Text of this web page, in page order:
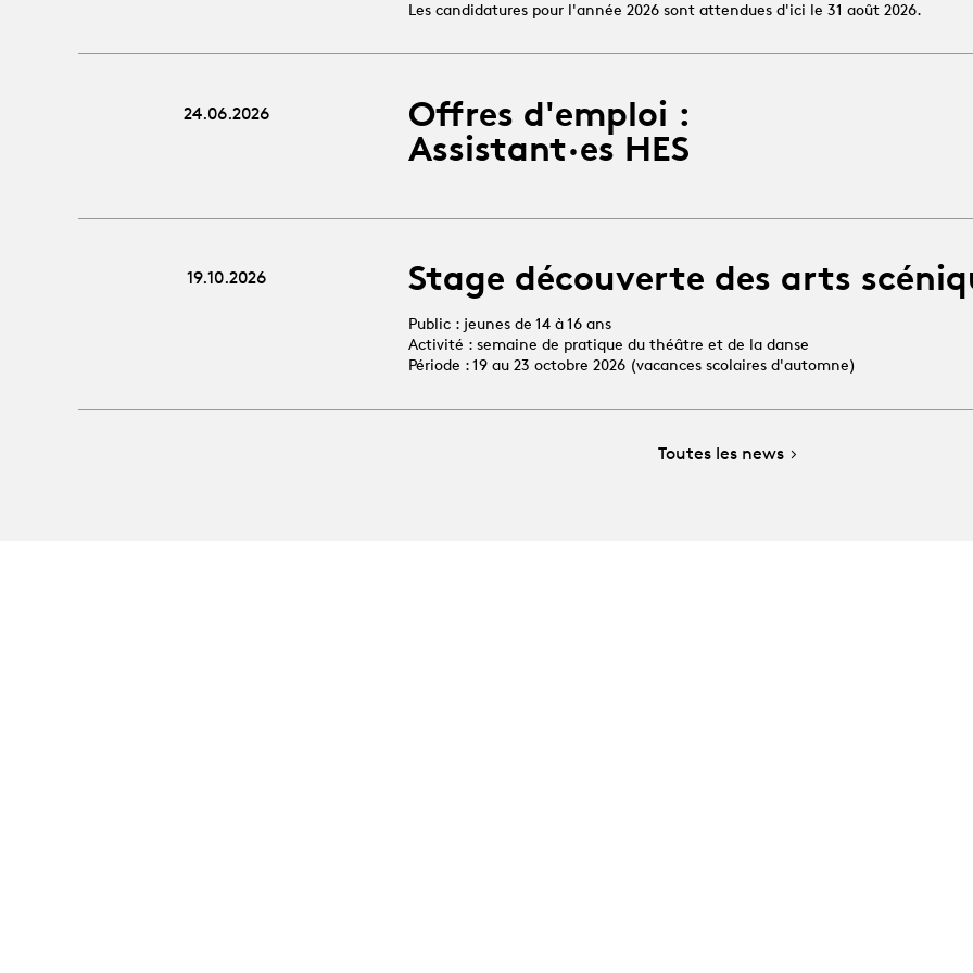
Les candidatures pour l'année 2026 sont attendues d'ici le 31 août 2026.
24.06.2026
Offres d'emploi :
Assistant·es HES
19.10.2026 Stage découverte des arts
Public : jeunes de 14 à 16 ans
Activité : semaine de pratique du théâtre et de la danse
Période : 19 au 23 octobre 2026 (vacances scolaires d'automne)
Toutes les news